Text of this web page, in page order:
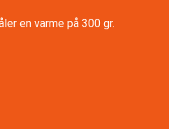
en varme på 300 gr.